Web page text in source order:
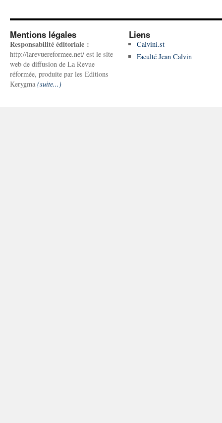
Mentions légales
Responsabilité éditoriale :
http://larevuereformee.net/ est le site
web de diffusion de La Revue
réformée, produite par les Editions
Kerygma (suite...)
Liens
Calvini.st
Faculté Jean Calvin